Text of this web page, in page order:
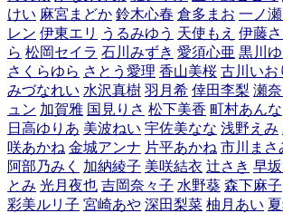
けい 麻宮まどか 鈴木心春 倉多まお 一ノ
レン 伊東エリ うるみゆう 天使もえ 伊藤
ら 松岡セイラ 石川みずき 愛須心亜 黒川
さくらゆら さとう愛理 香山美桜 古川いお
みづなれい 水沢真樹 羽月希 倖田李梨 瀬
ュン 加賀雅 国見りさ 松下美香 町村あんな
日高ゆりあ 美波ねい 宇佐美なな 浅野えみ
咲あかね 金城アンナ 片平あかね 市川まさ
阿部乃みく
加納綾子 美咲結衣 辻さき 早
とみ 光月夜也 吉岡奈々子 水野葵 森下麻子
彩美ルリ子 宮崎あや 深田梨菜 柚月あい